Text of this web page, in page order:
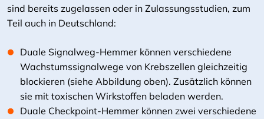
sind bereits zugelassen oder in Zulassungsstudien, zum
Teil auch in Deutschland:
Duale Signalweg-Hemmer können verschiedene
Wachstumssignalwege von Krebszellen gleichzeitig
blockieren (siehe Abbildung oben). Zusätzlich können
sie mit toxischen Wirkstoffen beladen werden.
Duale Checkpoint-Hemmer können zwei verschiedene